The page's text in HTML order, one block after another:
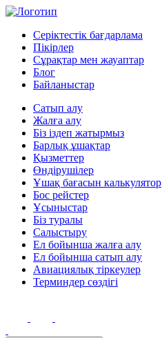
Серіктестік бағдарлама
Пікірлер
Сұрақтар мен жауаптар
Блог
Байланыстар
Сатып алу
Жалға алу
Біз іздеп жатырмыз
Барлық ұшақтар
Қызметтер
Өндірушілер
Ұшақ бағасын калькулятор
Бос рейстер
Ұсыныстар
Біз туралы
Салыстыру
Ел бойынша жалға алу
Ел бойынша сатып алу
Авиациялық тіркеулер
Терминдер сөздігі